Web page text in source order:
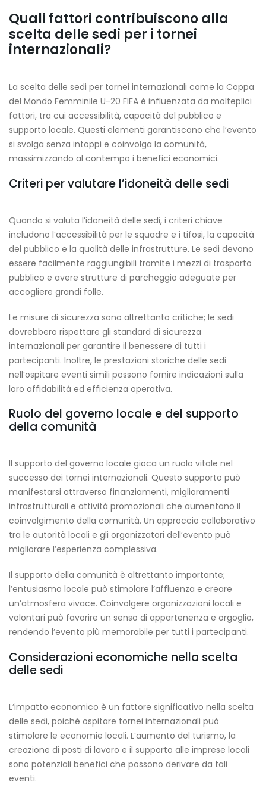
Quali fattori contribuiscono alla
scelta delle sedi per i tornei
internazionali?
La scelta delle sedi per tornei internazionali come la Coppa
del Mondo Femminile U-20 FIFA è influenzata da molteplici
fattori, tra cui accessibilità, capacità del pubblico e
supporto locale. Questi elementi garantiscono che l’evento
si svolga senza intoppi e coinvolga la comunità,
massimizzando al contempo i benefici economici.
Criteri per valutare l’idoneità delle sedi
Quando si valuta l’idoneità delle sedi, i criteri chiave
includono l’accessibilità per le squadre e i tifosi, la capacità
del pubblico e la qualità delle infrastrutture. Le sedi devono
essere facilmente raggiungibili tramite i mezzi di trasporto
pubblico e avere strutture di parcheggio adeguate per
accogliere grandi folle.
Le misure di sicurezza sono altrettanto critiche; le sedi
dovrebbero rispettare gli standard di sicurezza
internazionali per garantire il benessere di tutti i
partecipanti. Inoltre, le prestazioni storiche delle sedi
nell’ospitare eventi simili possono fornire indicazioni sulla
loro affidabilità ed efficienza operativa.
Ruolo del governo locale e del supporto
della comunità
Il supporto del governo locale gioca un ruolo vitale nel
successo dei tornei internazionali. Questo supporto può
manifestarsi attraverso finanziamenti, miglioramenti
infrastrutturali e attività promozionali che aumentano il
coinvolgimento della comunità. Un approccio collaborativo
tra le autorità locali e gli organizzatori dell’evento può
migliorare l’esperienza complessiva.
Il supporto della comunità è altrettanto importante;
l’entusiasmo locale può stimolare l’affluenza e creare
un’atmosfera vivace. Coinvolgere organizzazioni locali e
volontari può favorire un senso di appartenenza e orgoglio,
rendendo l’evento più memorabile per tutti i partecipanti.
Considerazioni economiche nella scelta
delle sedi
L’impatto economico è un fattore significativo nella scelta
delle sedi, poiché ospitare tornei internazionali può
stimolare le economie locali. L’aumento del turismo, la
creazione di posti di lavoro e il supporto alle imprese locali
sono potenziali benefici che possono derivare da tali
eventi.